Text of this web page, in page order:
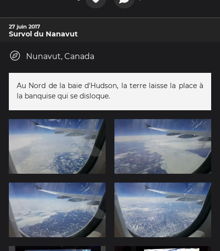
27 juin 2017
Survol du Nanavut
Nunavut, Canada
Au Nord de la baie d'Hudson, la terre laisse la place à
la banquise qui se disloque.